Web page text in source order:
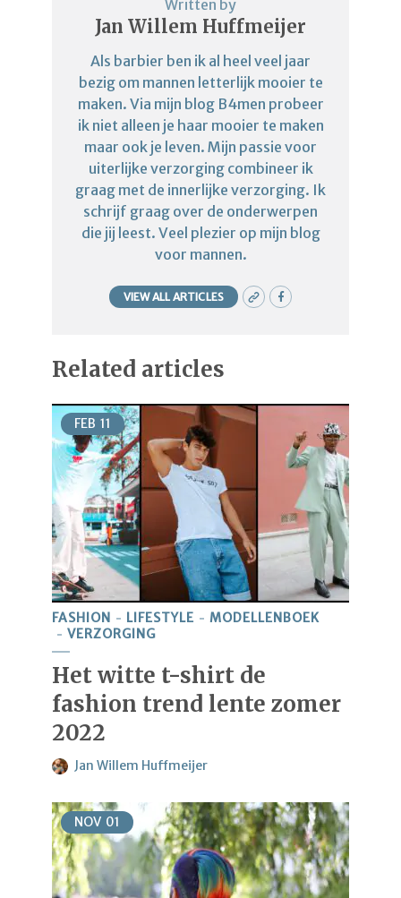
Written by
Jan Willem Huffmeijer
Als barbier ben ik al heel veel jaar
bezig om mannen letterlijk mooier te
maken. Via mijn blog B4men probeer
ik niet alleen je haar mooier te maken
maar ook je leven. Mijn passie voor
uiterlijke verzorging combineer ik
graag met de innerlijke verzorging. Ik
schrijf graag over de onderwerpen
die jij leest. Veel plezier op mijn blog
voor mannen.
VIEW ALL ARTICLES
Related articles
FEB 11
FASHION LIFESTYLE
MODELLENBOEK
VERZORGING
Het witte t-shirt de
fashion trend lente zomer
2022
Jan Willem Huffmeijer
NOV 01